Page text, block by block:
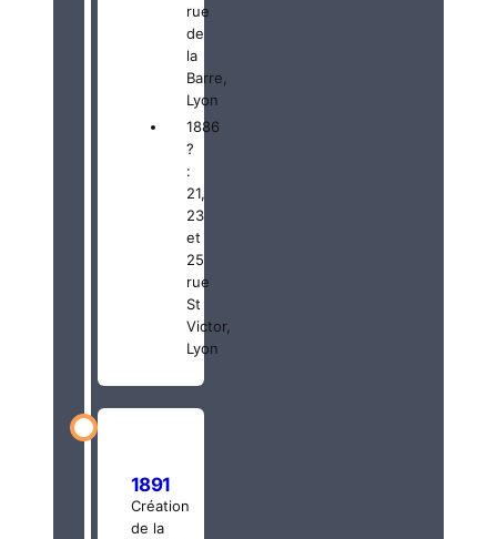
rue
de
la
Barre,
Lyon
1886
?
:
21,
23
et
25
rue
St
Victor,
Lyon
1891
Création
de la